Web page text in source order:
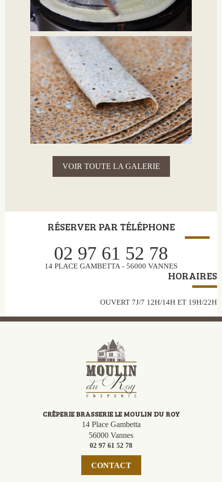
VOIR TOUTE LA GALERIE
RÉSERVER PAR TÉLÉPHONE
02 97 61 52 78
14 PLACE GAMBETTA - 56000 VANNES
HORAIRES
OUVERT 7J/7 12H/14H ET 19H/22H
CRÊPERIE BRASSERIE LE MOULIN DU ROY
14 Place Gambetta
56000 Vannes
02 97 61 52 78
CONTACT